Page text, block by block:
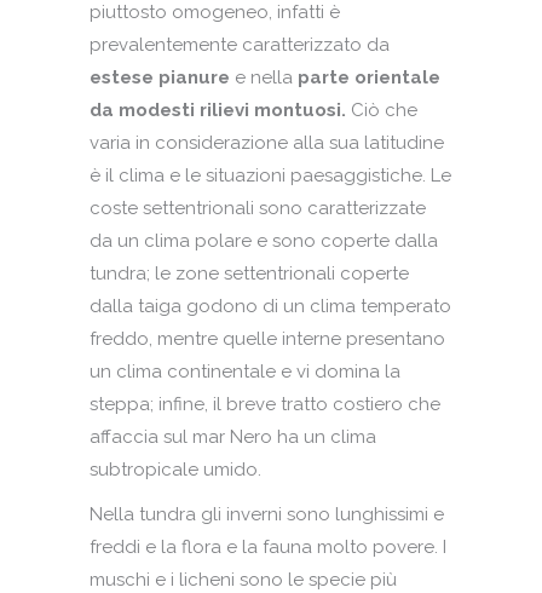
piuttosto omogeneo, infatti è
prevalentemente caratterizzato da
estese pianure e nella parte orientale
da modesti rilievi montuosi. Ciò che
varia in considerazione alla sua latitudine
è il clima e le situazioni paesaggistiche. Le
coste settentrionali sono caratterizzate
da un clima polare e sono coperte dalla
tundra; le zone settentrionali coperte
dalla taiga godono di un clima temperato
freddo, mentre quelle interne presentano
un clima continentale e vi domina la
steppa; infine, il breve tratto costiero che
affaccia sul mar Nero ha un clima
subtropicale umido.
Nella tundra gli inverni sono lunghissimi e
freddi e la flora e la fauna molto povere. I
muschi e i licheni sono le specie più